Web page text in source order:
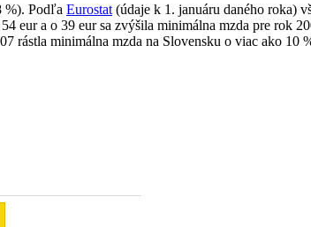
%). Podľa Eurostat (údaje k 1. januáru daného roka)
eur a o 39 eur sa zvýšila minimálna mzda pre
rástla minimálna mzda na Slovensku o viac ako